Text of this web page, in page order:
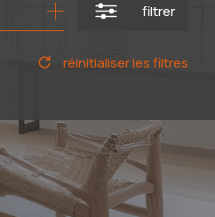
filtrer
réinitialiser les filtres